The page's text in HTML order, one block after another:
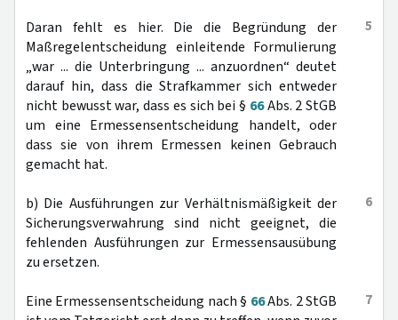
5
Daran fehlt es hier. Die die Begründung der
Maßregelentscheidung einleitende Formulierung
„war ... die Unterbringung ... anzuordnen“ deutet
darauf hin, dass die Strafkammer sich entweder
nicht bewusst war, dass es sich bei § 66Abs. 2 StGB
um eine Ermessensentscheidung handelt, oder
dass sie von ihrem Ermessen keinen Gebrauch
gemacht hat.
6
b) Die Ausführungen zur Verhältnismäßigkeit der
Sicherungsverwahrung sind nicht geeignet, die
fehlenden Ausführungen zur Ermessensausübung
zu ersetzen.
7
Eine Ermessensentscheidung nach § 66Abs. 2 StGB